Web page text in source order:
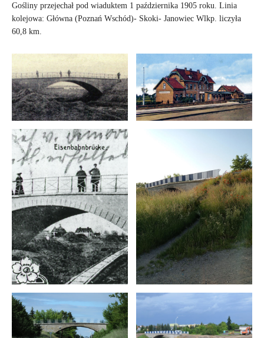
Gośliny przejechał pod wiaduktem 1 października 1905 roku. Linia
kolejowa: Główna (Poznań Wschód)- Skoki- Janowiec Wlkp. liczyła
60,8 km.